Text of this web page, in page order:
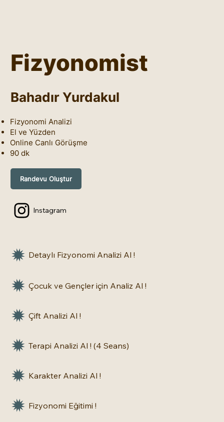
Fizyonomist
Bahadır Yurdakul
Fizyonomi Analizi
El ve Yüzden
Online Canlı Görüşme
90 dk
Randevu Oluştur
Instagram
Detaylı Fizyonomi Analizi Al !
Karakter Analizi Al !
Çocuk ve Gençler için Analiz Al !
Terapi Analizi Al ! (4 Seans)
Çift Analizi Al !
Fizyonomi Eğitimi !